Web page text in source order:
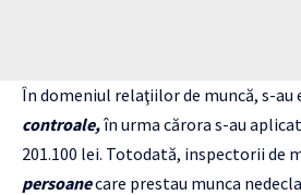
În domeniul relaţiilor de muncă, s-au
controale,în urma cărora s-au
201.100 lei. Totodată, inspectorii de
persoanecare prestau munca